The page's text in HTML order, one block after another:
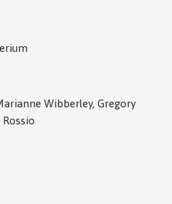
Wibberley, Gregory